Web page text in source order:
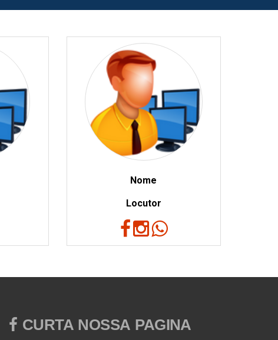
Nome
Locutor
CURTA NOSSA PAGINA